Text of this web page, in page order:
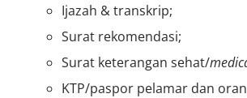
Ijazah & transkrip;
Surat rekomendasi;
Surat keterangan sehat/
KTP/paspor pelamar dan